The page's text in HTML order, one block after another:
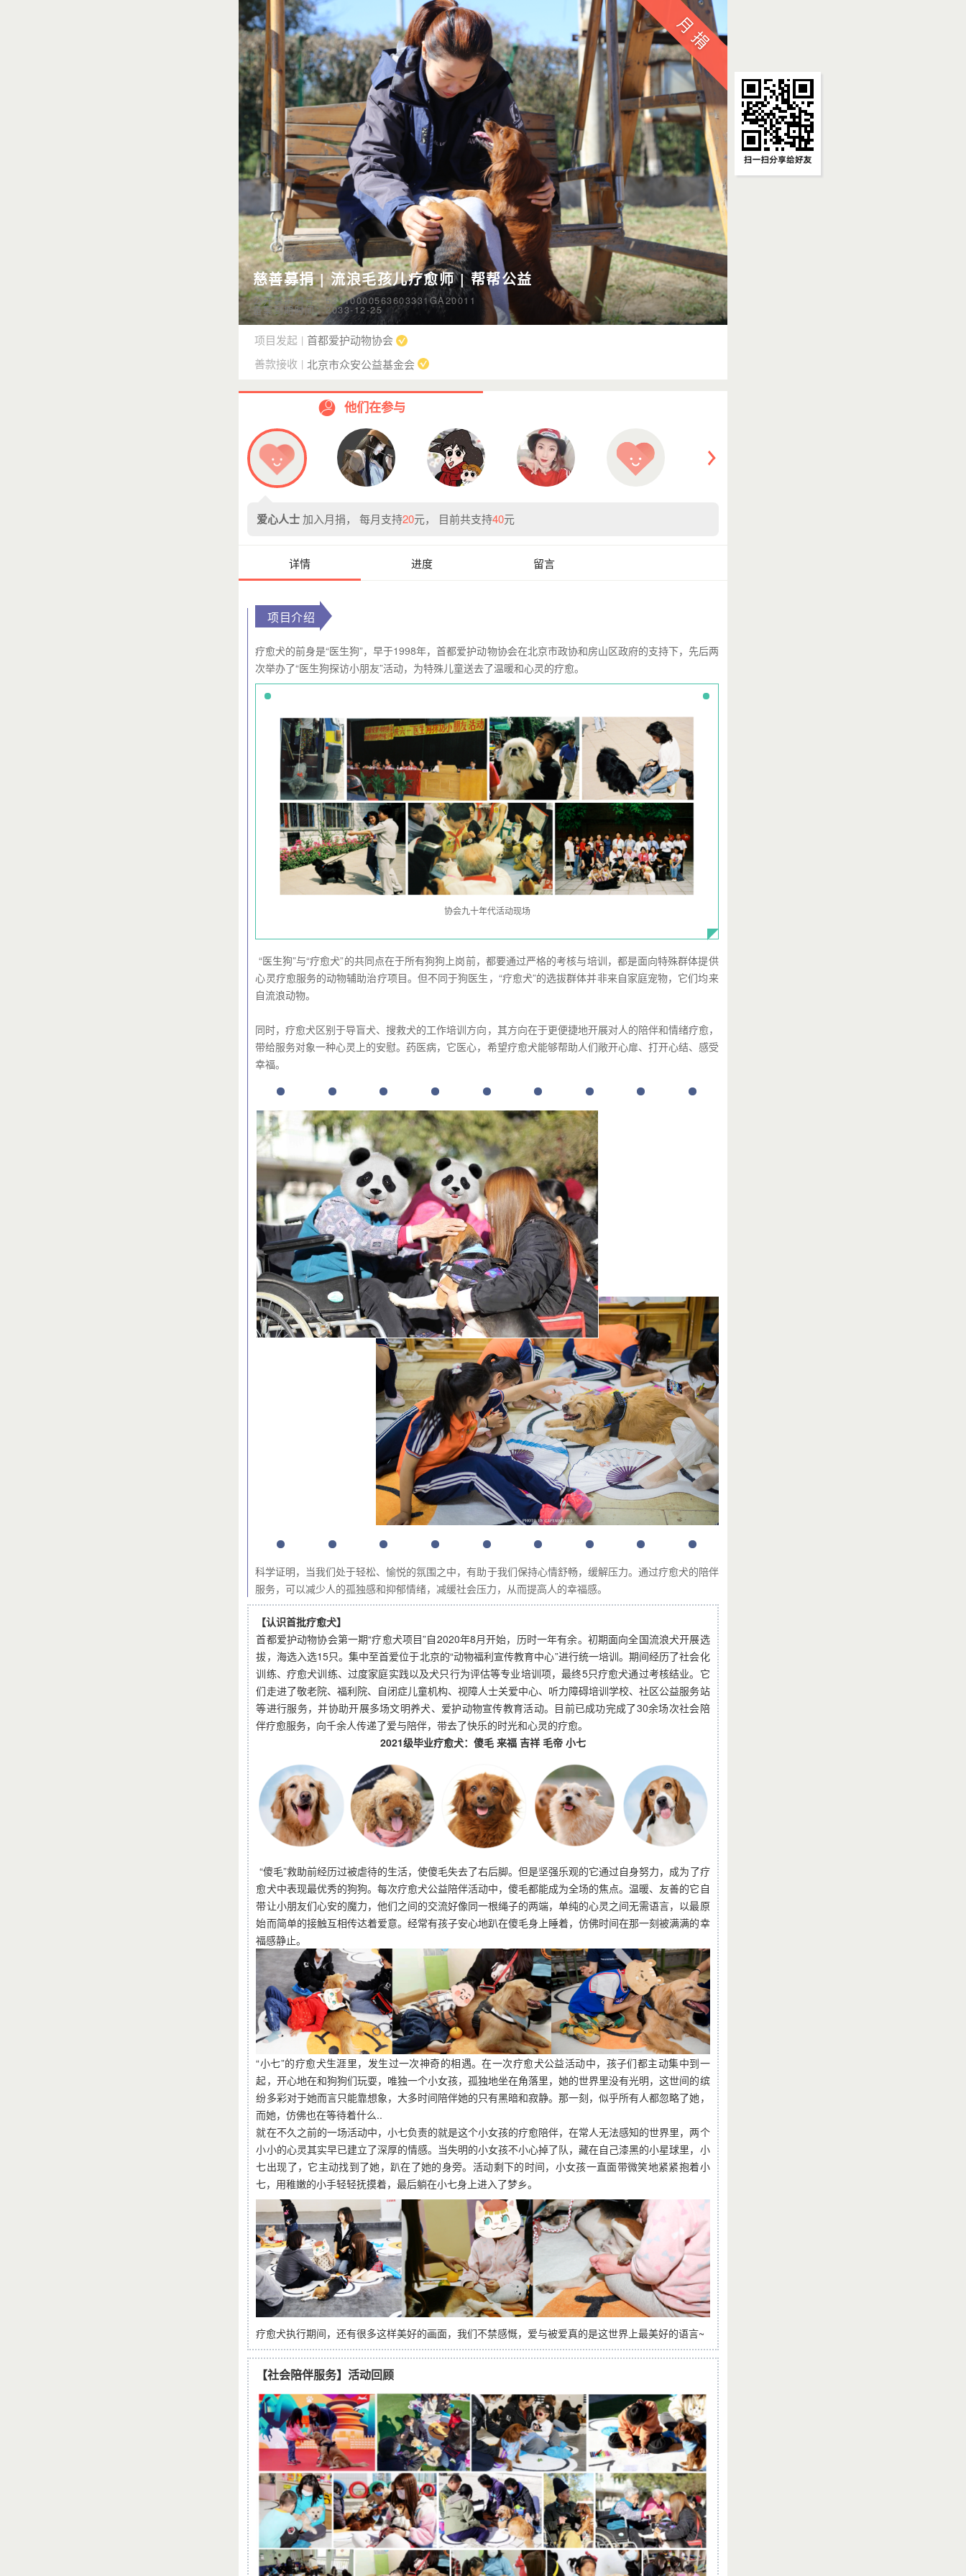
慈善募捐 | 流浪毛孩儿疗愈师 | 帮帮公益
公开募捐编号：53110000563603331GA20011
备案到期时间：2033-12-25
项目发起 | 首都爱护动物协会
善款接收 | 北京市众安公益基金会
他们在参与
爱心人士加入月捐， 每月支持20元， 目前共支持40元
详情 进度 留言
项目介绍
疗愈犬的前身是“医生狗”，早于1998年，首都爱护动物协会在北京市政协和房山区政府的支持下，先后两
次举办了“医生狗探访小朋友”活动，为特殊儿童送去了温暖和心灵的疗愈。
协会九十年代活动现场
“医生狗”与“疗愈犬”的共同点在于所有狗狗上岗前，都要通过严格的考核与培训，都是面向特殊群体提供
心灵疗愈服务的动物辅助治疗项目。但不同于狗医生，“疗愈犬”的选拔群体并非来自家庭宠物，它们均来
自流浪动物。
同时，疗愈犬区别于导盲犬、搜救犬的工作培训方向，其方向在于更便捷地开展对人的陪伴和情绪疗愈，
带给服务对象一种心灵上的安慰。药医病，它医心，希望疗愈犬能够帮助人们敞开心扉、打开心结、感受
幸福。
科学证明，当我们处于轻松、愉悦的氛围之中，有助于我们保持心情舒畅，缓解压力。通过疗愈犬的陪伴
服务，可以减少人的孤独感和抑郁情绪，减缓社会压力，从而提高人的幸福感。
【认识首批疗愈犬】
首都爱护动物协会第一期“疗愈犬项目”自2020年8月开始，历时一年有余。初期面向全国流浪犬开展选
拔，海选入选15只。集中至首爱位于北京的“动物福利宣传教育中心”进行统一培训。期间经历了社会化
训练、疗愈犬训练、过度家庭实践以及犬只行为评估等专业培训项，最终5只疗愈犬通过考核结业。它
们走进了敬老院、福利院、自闭症儿童机构、视障人士关爱中心、听力障碍培训学校、社区公益服务站
等进行服务，并协助开展多场文明养犬、爱护动物宣传教育活动。目前已成功完成了30余场次社会陪
伴疗愈服务，向千余人传递了爱与陪伴，带去了快乐的时光和心灵的疗愈。
2021级毕业疗愈犬：傻毛 来福 吉祥 毛帝 小七
“傻毛”救助前经历过被虐待的生活，使傻毛失去了右后脚。但是坚强乐观的它通过自身努力，成为了疗
愈犬中表现最优秀的狗狗。每次疗愈犬公益陪伴活动中，傻毛都能成为全场的焦点。温暖、友善的它自
带让小朋友们心安的魔力，他们之间的交流好像同一根绳子的两端，单纯的心灵之间无需语言，以最原
始而简单的接触互相传达着爱意。经常有孩子安心地趴在傻毛身上睡着，仿佛时间在那一刻被满满的幸
福感静止。
“小七”的疗愈犬生涯里，发生过一次神奇的相遇。在一次疗愈犬公益活动中，孩子们都主动集中到一
起，开心地在和狗狗们玩耍，唯独一个小女孩，孤独地坐在角落里，她的世界里没有光明，这世间的缤
纷多彩对于她而言只能靠想象，大多时间陪伴她的只有黑暗和寂静。那一刻，似乎所有人都忽略了她，
而她，仿佛也在等待着什么..
就在不久之前的一场活动中，小七负责的就是这个小女孩的疗愈陪伴，在常人无法感知的世界里，两个
小小的心灵其实早已建立了深厚的情感。当失明的小女孩不小心掉了队，藏在自己漆黑的小星球里，小
七出现了，它主动找到了她，趴在了她的身旁。活动剩下的时间，小女孩一直面带微笑地紧紧抱着小
七，用稚嫩的小手轻轻抚摸着，最后躺在小七身上进入了梦乡。
疗愈犬执行期间，还有很多这样美好的画面，我们不禁感慨，爱与被爱真的是这世界上最美好的语言~
【社会陪伴服务】活动回顾